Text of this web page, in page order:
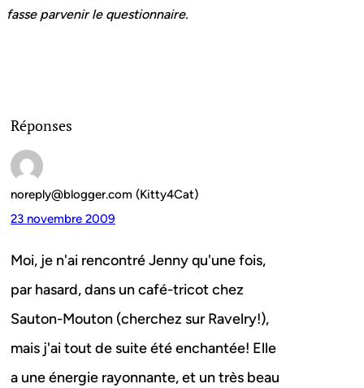
fasse parvenir le questionnaire.
Réponses
noreply@blogger.com (Kitty4Cat)
23 novembre 2009
Moi, je n'ai rencontré Jenny qu'une fois,
par hasard, dans un café-tricot chez
Sauton-Mouton (cherchez sur Ravelry!),
mais j'ai tout de suite été enchantée! Elle
a une énergie rayonnante, et un très beau